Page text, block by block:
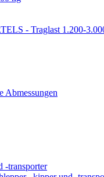
- Traglast 1.200-
Abmessungen
-transporter